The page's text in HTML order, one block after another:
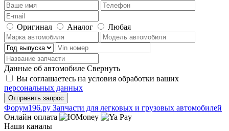
Оригинал Аналог Любая
Данные об автомобиле Свернуть
Вы соглашаетесь на условия обработки ваших
персональных данных
Фoрум196.ру Запчасти для легковых и грузовых автомобилей
Онлайн оплата
Наши каналы